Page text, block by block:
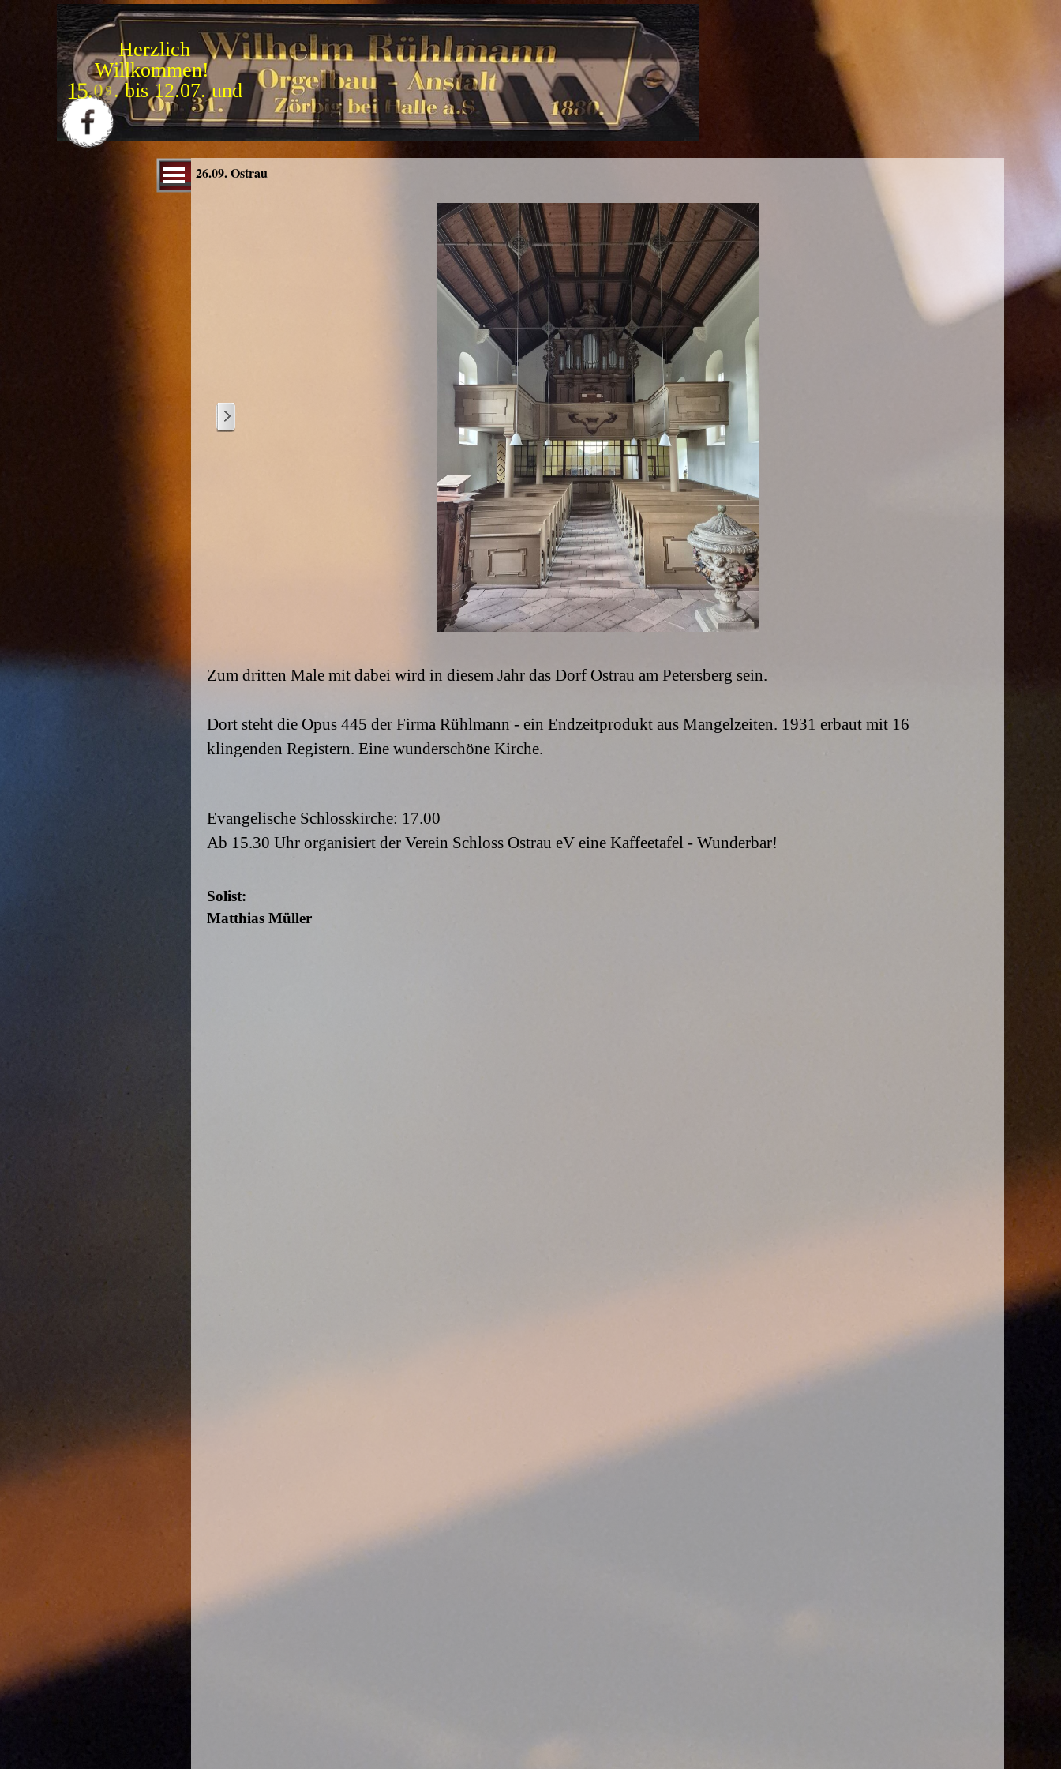
Direkt zum Seiteninhalt
Herzlich
Willkommen!
15.09. bis 31.10.
Menü überspringen26.09. Ostrau
Zum dritten Male mit dabei wird in diesem Jahr das Dorf Ostrau am Petersberg sein.
Dort steht die Opus 445 der Firma Rühlmann - ein Endzeitprodukt aus Mangelzeiten. 1931 erbaut mit 16
klingenden Registern. Eine wunderschöne Kirche.
Evangelische Schlosskirche: 17.00
Ab 15.30 Uhr organisiert der Verein Schloss Ostrau eV eine Kaffeetafel - Wunderbar!
Solist:
Matthias Müller